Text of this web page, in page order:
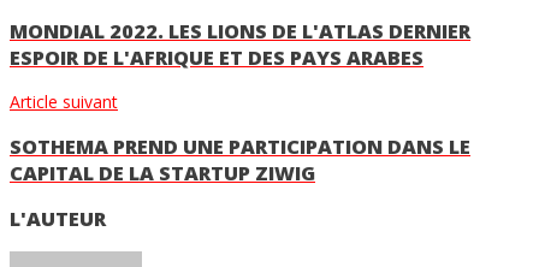
MONDIAL 2022. LES LIONS DE L'ATLAS DERNIER
ESPOIR DE L'AFRIQUE ET DES PAYS ARABES
Article suivant
SOTHEMA PREND UNE PARTICIPATION DANS LE
CAPITAL DE LA STARTUP ZIWIG
L'AUTEUR